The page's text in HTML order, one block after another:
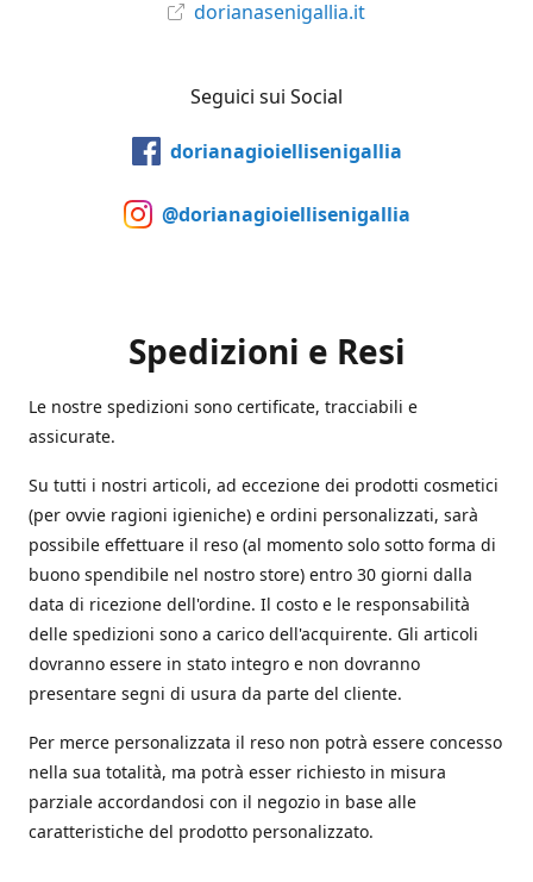
dorianasenigallia.it
Seguici sui Social
dorianagioiellisenigallia
@dorianagioiellisenigallia
Spedizioni e Resi
Le nostre spedizioni sono certificate, tracciabili e
assicurate.
Su tutti i nostri articoli, ad eccezione dei prodotti cosmetici
(per ovvie ragioni igieniche) e ordini personalizzati, sarà
possibile effettuare il reso (al momento solo sotto forma di
buono spendibile nel nostro store) entro 30 giorni dalla
data di ricezione dell'ordine. Il costo e le responsabilità
delle spedizioni sono a carico dell'acquirente. Gli articoli
dovranno essere in stato integro e non dovranno
presentare segni di usura da parte del cliente.
Per merce personalizzata il reso non potrà essere concesso
nella sua totalità, ma potrà esser richiesto in misura
parziale accordandosi con il negozio in base alle
caratteristiche del prodotto personalizzato.